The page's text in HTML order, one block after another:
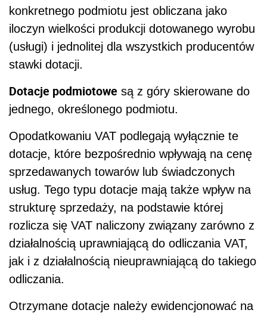
konkretnego podmiotu jest obliczana jako
iloczyn wielkości produkcji dotowanego wyrobu
(usługi) i jednolitej dla wszystkich producentów
stawki dotacji.
Dotacje podmiotowe są z góry skierowane do
jednego, określonego podmiotu.
Opodatkowaniu VAT podlegają wyłącznie te
dotacje, które bezpośrednio wpływają na cenę
sprzedawanych towarów lub świadczonych
usług. Tego typu dotacje mają także wpływ na
strukturę sprzedaży, na podstawie której
rozlicza się VAT naliczony związany zarówno z
działalnością uprawniającą do odliczania VAT,
jak i z działalnością nieuprawniającą do takiego
odliczania.
Otrzymane dotacje należy ewidencjonować na